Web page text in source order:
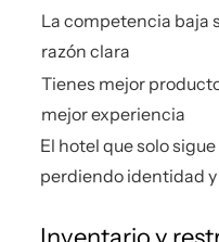
La competencia baja
razón clara
Tienes mejor
mejor experiencia
El hotel que solo
perdiendo identidad